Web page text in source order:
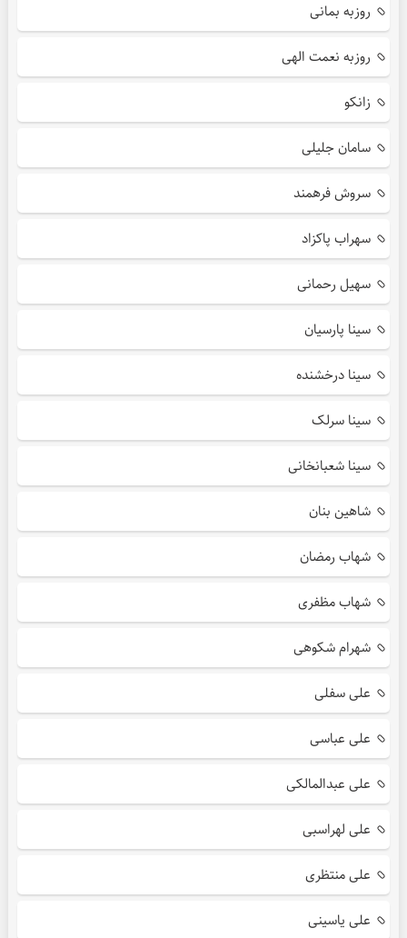
روزبه بمانی
روزبه نعمت الهی
زانکو
سامان جلیلی
سروش فرهمند
سهراب پاکزاد
سهیل رحمانی
سینا پارسیان
سینا درخشنده
سینا سرلک
سینا شعبانخانی
شاهین بنان
شهاب رمضان
شهاب مظفری
شهرام شکوهی
علی سفلی
علی عباسی
علی عبدالمالکی
علی لهراسبی
علی منتظری
علی یاسینی